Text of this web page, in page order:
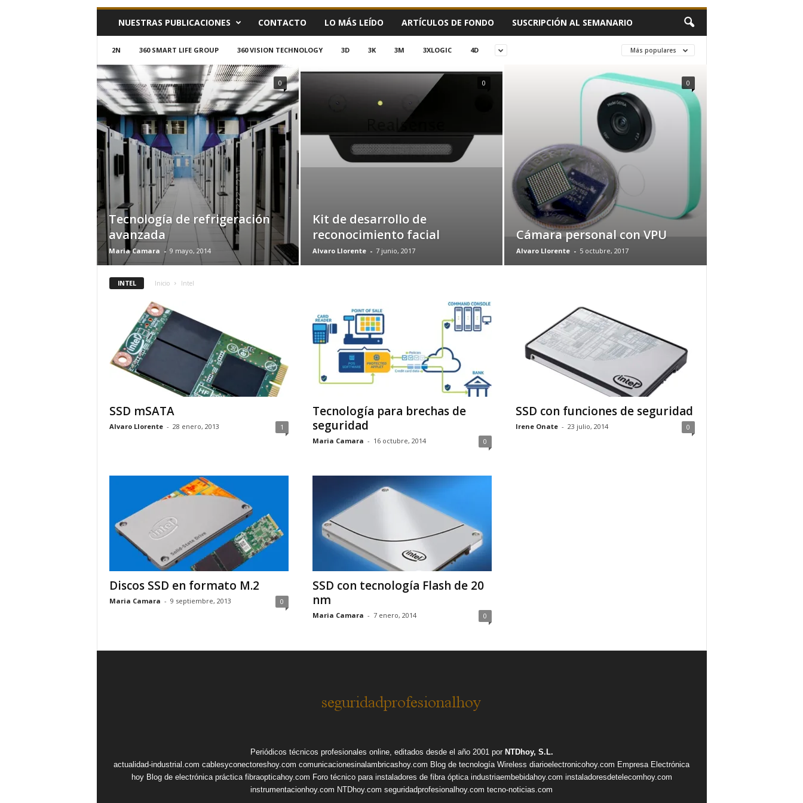
h
y
m
NUESTRAS PUBLICACIONES CONTACTO LO MÁS LEÍDO ARTÍCULOS DE FONDO SUSCRIPCIÓN AL SEMANARIO
2N 360 SMART LIFE GROUP 360 VISION TECHNOLOGY 3D 3K 3M 3XLOGIC 4D Más populares
Tecnología de refrigeración
avanzada
Maria Camara - 9 mayo, 2014
0
Kit de desarrollo de
reconocimiento facial
Alvaro Llorente - 7 junio, 2017
0
Cámara personal con VPU
Alvaro Llorente - 5 octubre, 2017
0
INTEL Inicio Intel
SSD mSATA
Alvaro Llorente - 28 enero, 2013 1
Tecnología para brechas de
seguridad
Maria Camara - 16 octubre, 2014 0
SSD con funciones de seguridad
Irene Onate - 23 julio, 2014 0
Discos SSD en formato M.2
Maria Camara - 9 septiembre, 2013 0
SSD con tecnología Flash de 20
nm
Maria Camara - 7 enero, 2014 0
Periódicos técnicos profesionales online, editados desde el año 2001 por NTDhoy, S.L.
actualidad-industrial.com cablesyconectoreshoy.com comunicacionesinalambricashoy.com Blog de tecnología Wireless diarioelectronicohoy.com Empresa Electrónica
hoy Blog de electrónica práctica fibraopticahoy.com Foro técnico para instaladores de fibra óptica industriaembebidahoy.com instaladoresdetelecomhoy.com
instrumentacionhoy.com NTDhoy.com seguridadprofesionalhoy.com tecno-noticias.com